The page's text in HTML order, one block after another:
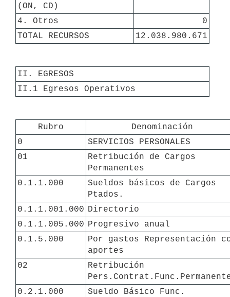
(ON, CD)
4. Otros
0
TOTAL RECURSOS
12.038.980.671
II. EGRESOS
II.1 Egresos Operativos
Rubro
Denominación
0
SERVICIOS PERSONALES
01
Retribución de Cargos
Permanentes
0.1.1.000
Sueldos básicos de Cargos
Ptados.
0.1.1.001.000 Directorio
0.1.1.005.000 Progresivo anual
0.1.5.000
Por gastos Representación
aportes
02
Retribución
0.2.1.000
Sueldo Básico Func.